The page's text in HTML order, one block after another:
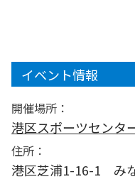
イベント情報
開催場所：
港区スポーツセンタ
住所：
港区芝浦1-16-1 み